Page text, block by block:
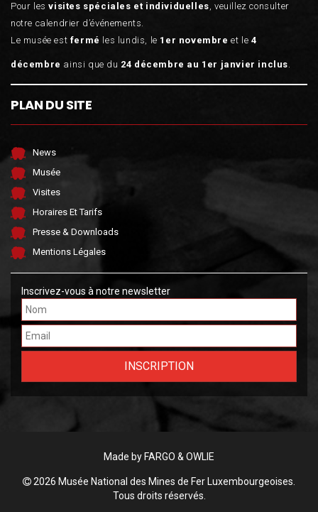
Pour lesvisites spéciales et individuelles, veuillez consulter
notre calendrier d’événements.
Le musée est fermé les lundis, le 1er novembre et le 4
décembre ainsi que du 24 décembre au 1er janvier inclus.
PLAN DU SITE
News
Musée
Visites
Horaires Et Tarifs
Presse & Downloads
Mentions Légales
Inscrivez-vous à notre newsletter
Made by FARGO & OWLIE
2026 Musée National des Mines de Fer Luxembourgeoises.
Tous droits réservés.